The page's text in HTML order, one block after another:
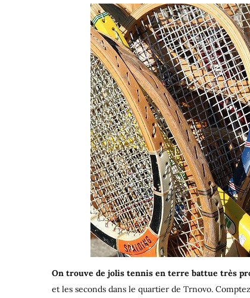
On trouve de jolis tennis en terre battue très
et les seconds dans le quartier de Trnovo.